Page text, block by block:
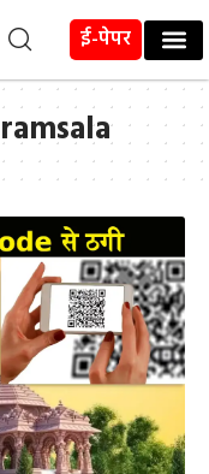
ई-पेपर